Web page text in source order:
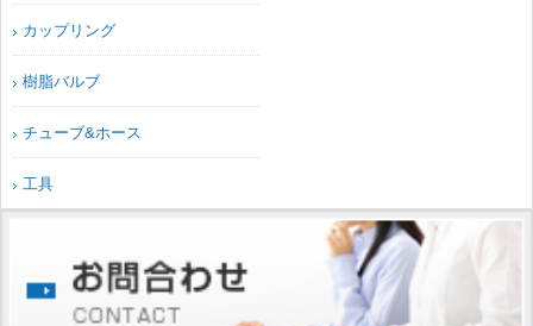
カップリング
樹脂バルブ
チューブ&ホース
工具